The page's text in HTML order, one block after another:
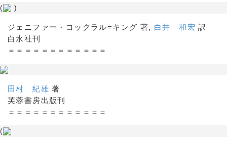
( )
ジェニファー・コックラル=キング 著, 白井 和宏 訳
白水社刊
＝＝＝＝＝＝＝＝＝＝＝＝
田村 紀雄 著
芙蓉書房出版刊
＝＝＝＝＝＝＝＝＝＝＝＝
(